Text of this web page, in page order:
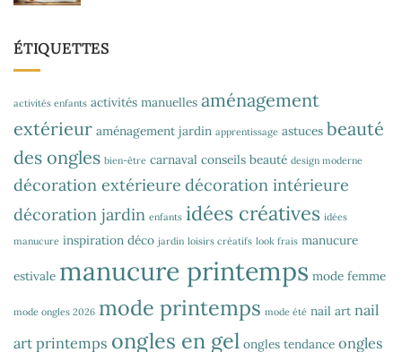
ÉTIQUETTES
activités enfants activités manuelles aménagement
extérieur aménagement jardin apprentissage astuces beauté
des ongles bien-être carnaval conseils beauté design moderne
décoration extérieure décoration intérieure
décoration jardin enfants idées créatives idées
manucure inspiration déco jardin loisirs créatifs look frais manucure
estivale manucure printemps mode femme
mode ongles 2026 mode printemps mode été nail art nail
art printemps ongles en gel ongles tendance ongles